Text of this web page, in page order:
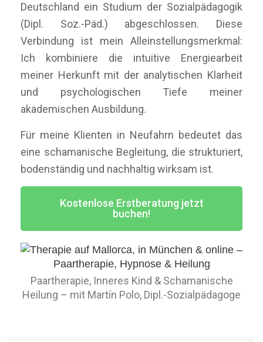
Deutschland ein Studium der Sozialpädagogik
(Dipl. Soz.-Päd.) abgeschlossen. Diese
Verbindung ist mein Alleinstellungsmerkmal:
Ich kombiniere die intuitive Energiearbeit
meiner Herkunft mit der analytischen Klarheit
und psychologischen Tiefe meiner
akademischen Ausbildung.
Für meine Klienten in Neufahrn bedeutet das
eine schamanische Begleitung, die strukturiert,
bodenständig und nachhaltig wirksam ist.
Kostenlose Erstberatung jetzt
buchen!
Paartherapie, Inneres Kind & Schamanische
Heilung – mit Martín Polo, Dipl.-Sozialpädagoge